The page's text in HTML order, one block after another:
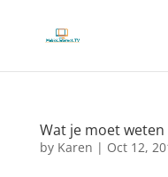
Wat je moet
by Karen | Oct 12,